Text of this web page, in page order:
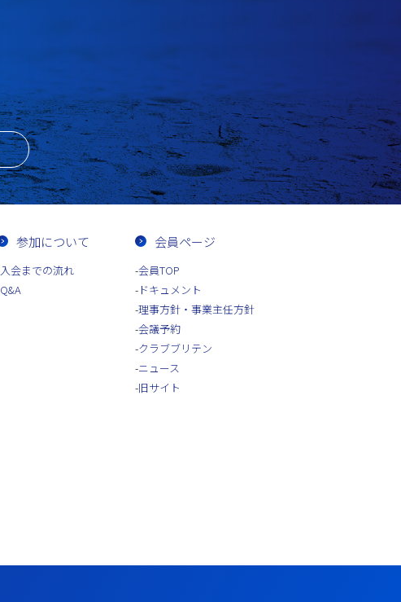
参加について
入会までの流れ
Q&A
会員ページ
会員TOP
ドキュメント
理事方針・事業主任方針
会議予約
クラブブリテン
ニュース
旧サイト